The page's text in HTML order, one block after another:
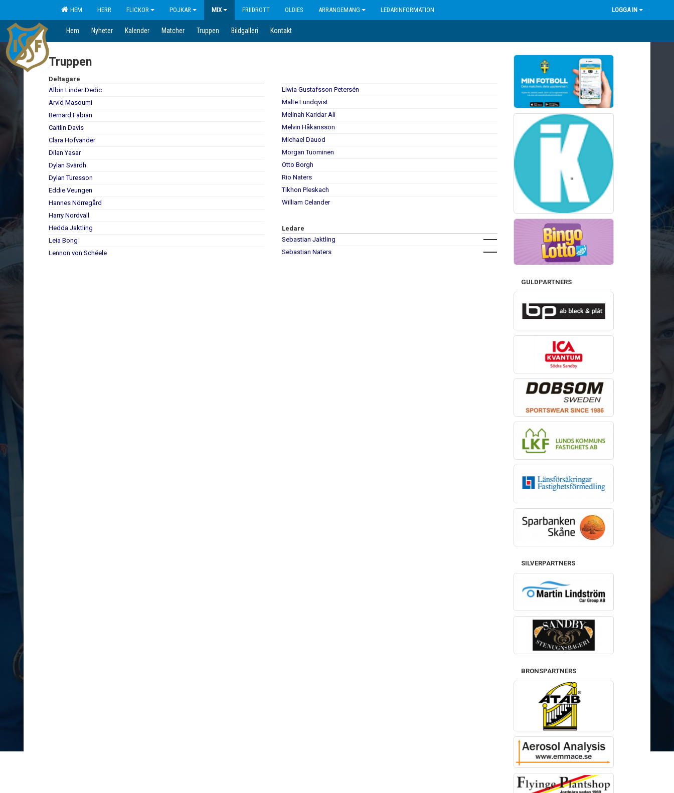
HEM HERR FLICKOR POJKAR MIX FRIIDROTT OLDIES ARRANGEMANG LEDARINFORMATION LOGGA IN
Hem Nyheter Kalender Matcher Truppen Bildgalleri Kontakt
Truppen
Deltagare
Albin Linder Dedic
Arvid Masoumi
Bernard Fabian
Caitlin Davis
Clara Hofvander
Dilan Yasar
Dylan Svärdh
Dylan Turesson
Eddie Veungen
Hannes Nörregård
Harry Nordvall
Hedda Jaktling
Leia Bong
Lennon von Schéele
Liwia Gustafsson Petersén
Malte Lundqvist
Melinah Karidar Ali
Melvin Håkansson
Michael Dauod
Morgan Tuominen
Otto Borgh
Rio Naters
Tikhon Pleskach
William Celander
Ledare
Sebastian Jaktling
Sebastian Naters
GULDPARTNERS
SILVERPARTNERS
BRONSPARTNERS